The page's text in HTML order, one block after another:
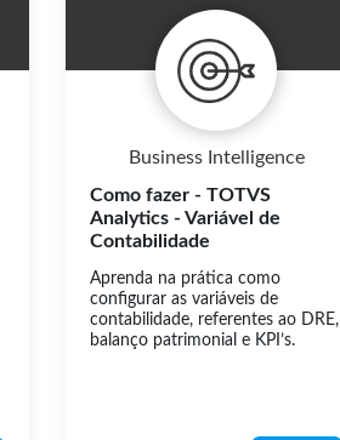
Business Intelligence
Como fazer - TOTVS
Analytics - Variável de
Contabilidade
Aprenda na prática como
configurar as variáveis de
contabilidade, referentes ao DRE,
balanço patrimonial e KPI’s.